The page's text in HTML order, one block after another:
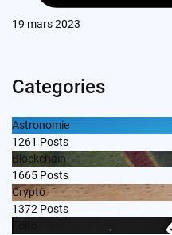
19 mars 2023
Categories
Astronomie
1261 Posts
Blockchain
1665 Posts
Crypto
1372 Posts